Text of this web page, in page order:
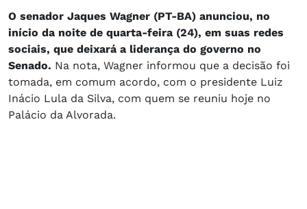
O senador Jaques Wagner (PT-BA) anunciou, no
início da noite de quarta-feira (24), em suas redes
sociais, que deixará a liderança do governo no
Senado. Na nota, Wagner informou que a decisão foi
tomada, em comum acordo, com o presidente Luiz
Inácio Lula da Silva, com quem se reuniu hoje no
Palácio da Alvorada.